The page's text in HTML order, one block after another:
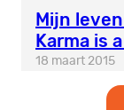
Mijn
Karma is
18 maart 2015